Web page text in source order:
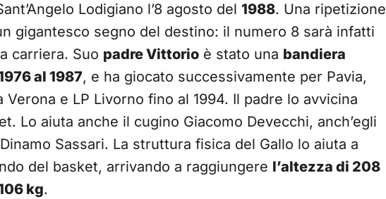
Lodigiano l’8 agosto del 1988. Una ripetizione
gigantesco segno del destino: il numero 8 sarà infatti
carriera. Suo padre Vittorio è stato una bandiera
al 1987, e ha giocato successivamente per Pavia,
e LP Livorno fino al 1994. Il padre lo avvicina
Lo aiuta anche il cugino Giacomo Devecchi, anch’egli
Sassari. La struttura fisica del Gallo lo aiuta a
del basket, arrivando a raggiungere l’altezza di 208
kg.